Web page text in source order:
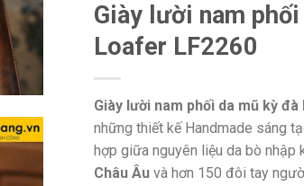
Giày lười nam
Loafer LF2260
Giày lười nam phối da mũ kỳ
những thiết kế Handmade sáng
hợp giữa nguyên liệu da bò nhập
Châu Âuvà hơn 150 đôi tay